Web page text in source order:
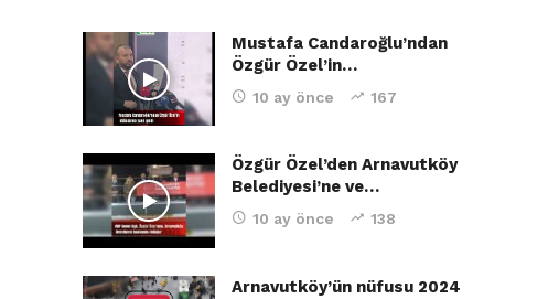
Mustafa Candaroğlu’ndan
Özgür Özel’in…
10 ay önce 167
Özgür Özel’den Arnavutköy
Belediyesi’ne ve…
10 ay önce 138
Arnavutköy’ün nüfusu 2024